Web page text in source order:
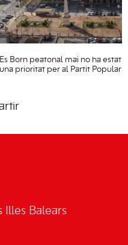
Es Born peatonal mai no ha estat
una prioritat per al Partit Popular
Illes Balears